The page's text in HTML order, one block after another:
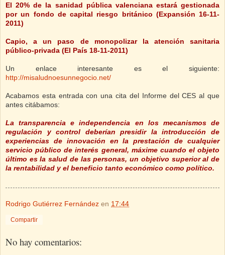
El 20% de la sanidad pública valenciana estará gestionada
por un fondo de capital riesgo británico (Expansión 16-11-
2011)
Capio, a un paso de monopolizar la atención sanitaria
público-privada (El País 18-11-2011)
Un enlace interesante es el siguiente:
http://misaludnoesunnegocio.net/
Acabamos esta entrada con una cita del Informe del CES al que
antes citábamos:
La transparencia e independencia en los mecanismos de
regulación y control deberían presidir la introducción de
experiencias de innovación en la prestación de cualquier
servicio público de interés general, máxime cuando el objeto
último es la salud de las personas, un objetivo superior al de
la rentabilidad y el beneficio tanto económico como político.
Rodrigo Gutiérrez Fernández en 17:44
Compartir
No hay comentarios: